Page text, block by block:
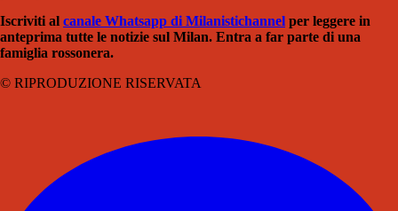
Iscriviti al canale Whatsapp di Milanistichannel per leggere in
anteprima tutte le notizie sul Milan. Entra a far parte di una
famiglia rossonera.
© RIPRODUZIONE RISERVATA